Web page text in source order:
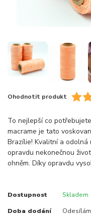
Ohodnotit produkt
To nejlepší co
macrame je tato
Brazílie! Kvalitní a
opravdu nekonečnou
ohněm. Díky opravdu
Dostupnost Skladem
Doba dodání